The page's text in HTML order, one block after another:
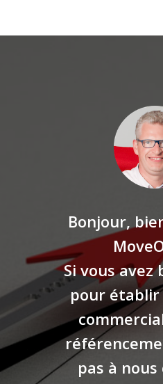
Bonjour,
Si vous avez
pour
pas à